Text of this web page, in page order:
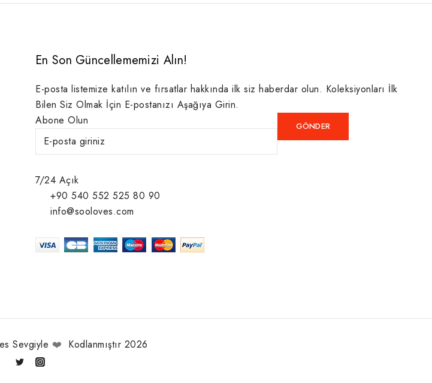
En Son Güncellememizi Alın!
E-posta listemize katılın ve fırsatlar hakkında ilk siz haberdar olun. Koleksiyonları İlk
Bilen Siz Olmak İçin E-postanızı Aşağıya Girin.
Abone Olun
7/24 Açık
+90 540 552 525 80 90
info@sooloves.com
Sevgiyle ❤️ Kodlanmıştır 2026